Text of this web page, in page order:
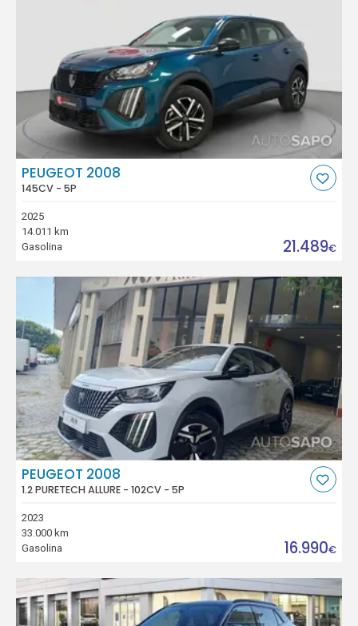
PEUGEOT 2008
145CV - 5P
2025
14.011 km
Gasolina
21.489€
PEUGEOT 2008
1.2 PURETECH ALLURE - 102CV - 5P
2023
33.000 km
Gasolina
16.990€